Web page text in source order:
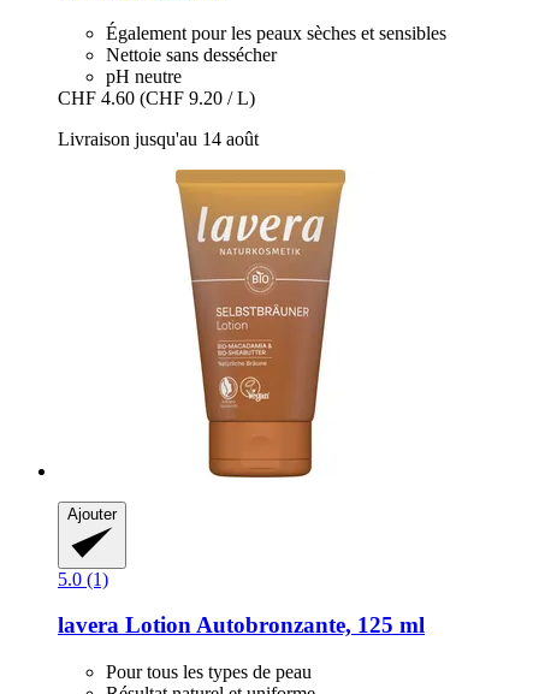
Également pour les peaux sèches et sensibles
Nettoie sans dessécher
pH neutre
CHF 4.60 (CHF 9.20 / L)
Livraison jusqu'au 14 août
Ajouter
5.0 (1)
lavera Lotion Autobronzante, 125 ml
Pour tous les types de peau